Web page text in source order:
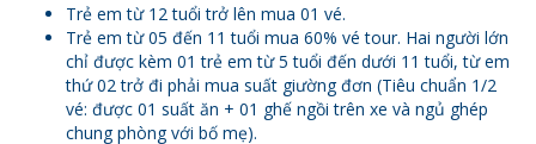
Trẻ em từ 12 tuổi trở lên mua 01 vé.
Trẻ em từ 05 đến 11 tuổi mua 60% vé tour. Hai người lớn
chỉ được kèm 01 trẻ em từ 5 tuổi đến dưới 11 tuổi, từ em
thứ 02 trở đi phải mua suất giường đơn (Tiêu chuẩn 1/2
vé: được 01 suất ăn + 01 ghế ngồi trên xe và ngủ ghép
chung phòng với bố mẹ).